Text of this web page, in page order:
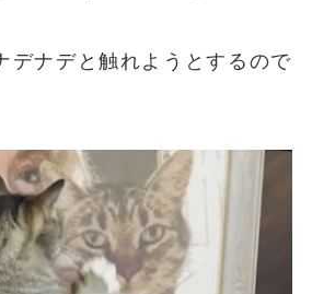
デナデと触れようとするので